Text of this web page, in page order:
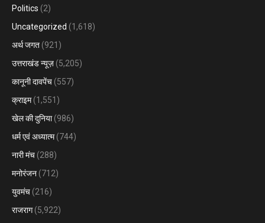
Politics (2)
Uncategorized (1,618)
अर्थ जगत (921)
उत्तराखंड न्यूज़ (5,205)
कानूनी दावपेंच (557)
क्राइम(1,551)
खेल की दुनिया(986)
धर्म एवं अध्यात्म(744)
नारी मंच (288)
मनोरंजन (712)
युवमंच (216)
राजराग(5,922)